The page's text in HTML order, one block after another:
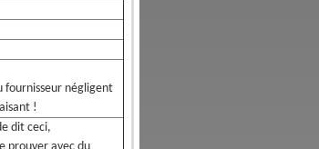
fournisseur négligent
!
dit ceci,